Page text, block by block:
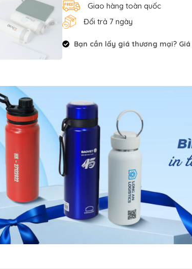
Giao hàng toàn quốc
Đổi trả 7 ngày
Bạn cần lấy giá thương mại?